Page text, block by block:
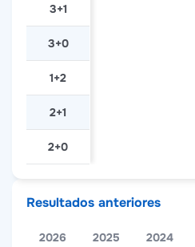
Resultados anteriores
2026 2025 2024
3+1
3+0
1+2
2+1
2+0